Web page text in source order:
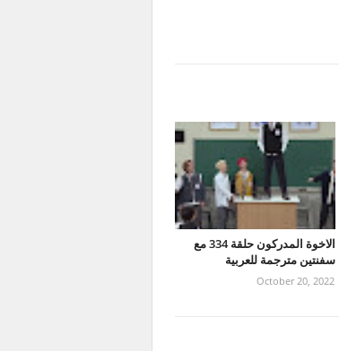
الاخوة المدركون حلقة 334 مع
سفنتين مترجمة للعربية
October 20, 2022